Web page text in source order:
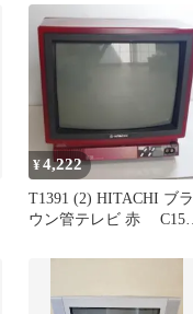
¥4,222
T1391 (2) HITACHI ブラ
ウン管テレビ 赤 C15-